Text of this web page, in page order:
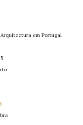
em Portugal